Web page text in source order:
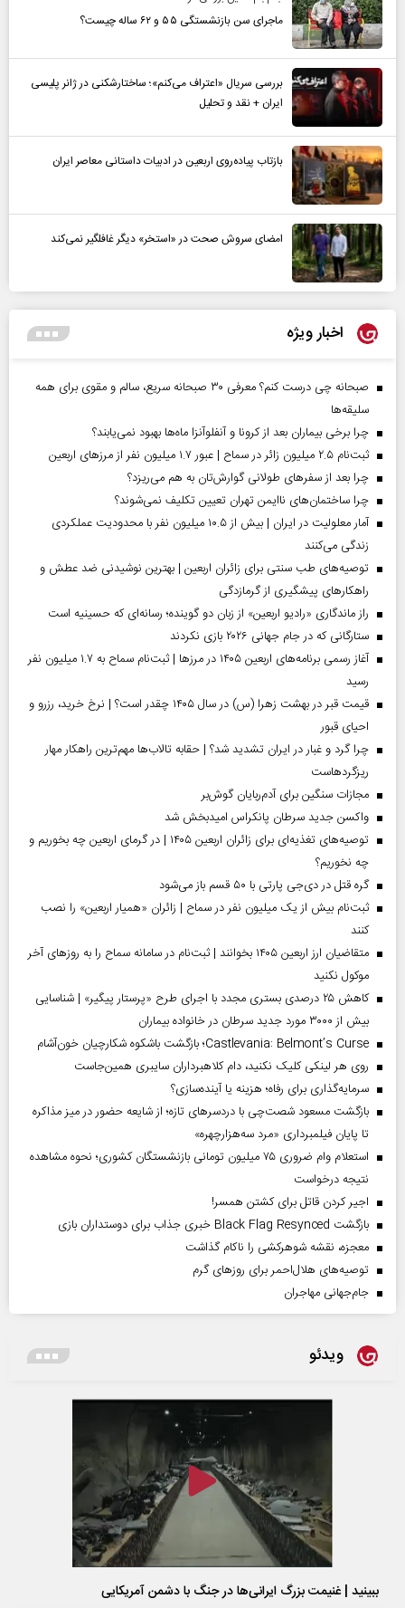
ماجرای سن بازنشستگی ۵۵ و ۶۲ ساله چیست؟
بررسی سریال «اعتراف می‌کنم»؛ ساختارشکنی در ژانر پلیسی
ایران + نقد و تحلیل
بازتاب پیاده‌روی اربعین در ادبیات داستانی معاصر ایران
امضای سروش صحت در «استخر» دیگر غافلگیر نمی‌کند
اخبار ویژه
صبحانه چی درست کنم؟ معرفی ۳۰ صبحانه سریع، سالم و مقوی برای همه
سلیقه‌ها
چرا برخی بیماران بعد از کرونا و آنفلوآنزا ماه‌ها بهبود نمی‌یابند؟
ثبت‌نام ۲.۵ میلیون زائر در سماح | عبور ۱.۷ میلیون نفر از مرز‌های اربعین
چرا بعد از سفرهای طولانی گوارش‌تان به هم می‌ریزد؟
چرا ساختمان‌های ناایمن تهران تعیین تکلیف نمی‌شوند؟
آمار معلولیت در ایران | بیش از ۱۰.۵ میلیون نفر با محدودیت عملکردی
زندگی می‌کنند
توصیه‌های طب سنتی برای زائران اربعین | بهترین نوشیدنی ضد عطش و
راهکارهای پیشگیری از گرمازدگی
راز ماندگاری «رادیو اربعین» از زبان دو گوینده؛ رسانه‌ای که حسینیه است
ستارگانی که در جام جهانی ۲۰۲۶ بازی نکردند
آغاز رسمی برنامه‌های اربعین ۱۴۰۵ در مرز‌ها | ثبت‌نام سماح به ۱.۷ میلیون نفر
رسید
قیمت قبر در بهشت زهرا (س) در سال ۱۴۰۵ چقدر است؟ | نرخ خرید، رزرو و
احیای قبور
چرا گرد و غبار در ایران تشدید شد؟ | حقابه تالاب‌ها مهم‌ترین راهکار مهار
ریزگردهاست
مجازات سنگین برای آدم‌ربایان گوش‌بر
واکسن جدید سرطان پانکراس امیدبخش شد
توصیه‌های تغذیه‌ای برای زائران اربعین ۱۴۰۵ | در گرمای اربعین چه بخوریم و
چه نخوریم؟
گره قتل در دی‌جی پارتی با ۵۰ قسم باز می‌شود
ثبت‌نام بیش از یک میلیون نفر در سماح | زائران «همیار اربعین» را نصب
کنند
متقاضیان ارز اربعین ۱۴۰۵ بخوانند | ثبت‌نام در سامانه سماح را به روز‌های آخر
موکول نکنید
کاهش ۲۵ درصدی بستری مجدد با اجرای طرح «پرستار پیگیر» | شناسایی
بیش از ۳۰۰۰ مورد جدید سرطان در خانواده بیماران
Castlevania: Belmont’s Curse؛ بازگشت باشکوه شکارچیان خون‌آشام
روی هر لینکی کلیک نکنید، دام کلاهبرداران سایبری همین‌جاست
سرمایه‌گذاری برای رفاه؛ هزینه یا آینده‌سازی؟
بازگشت مسعود شصت‌چی با دردسر‌های تازه؛ از شایعه حضور در میز مذاکره
تا پایان فیلمبرداری «مرد سه‌هزارچهره»
استعلام وام ضروری ۷۵ میلیون تومانی بازنشستگان کشوری؛ نحوه مشاهده
نتیجه درخواست
اجیر کردن قاتل برای کشتن همسر!
بازگشت Black Flag Resynced خبری جذاب برای دوستداران بازی
معجزه، نقشه شوهرکشی را ناکام گذاشت
توصیه‌های هلال‌احمر برای روز‌های گرم
جام‌جهانی مهاجران
ویدئو
ببینید | غنیمت بزرگ ایرانی‌ها در جنگ با دشمن آمریکایی